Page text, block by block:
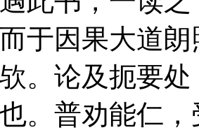
于因果大道
。论及扼要
。普劝能仁